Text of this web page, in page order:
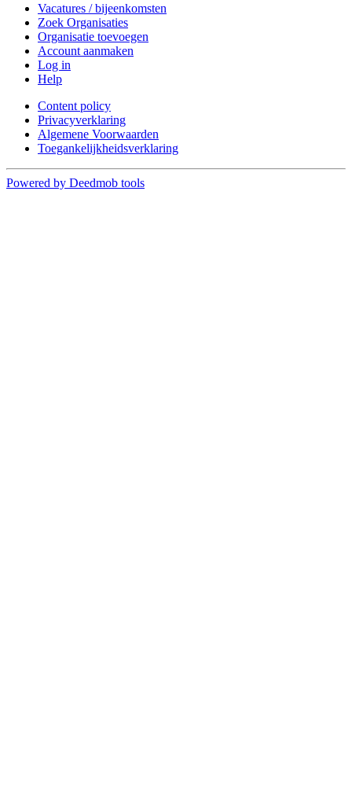
Vacatures / bijeenkomsten
Zoek Organisaties
Organisatie toevoegen
Account aanmaken
Log in
Help
Content policy
Privacyverklaring
Algemene Voorwaarden
Toegankelijkheidsverklaring
Powered by Deedmob tools